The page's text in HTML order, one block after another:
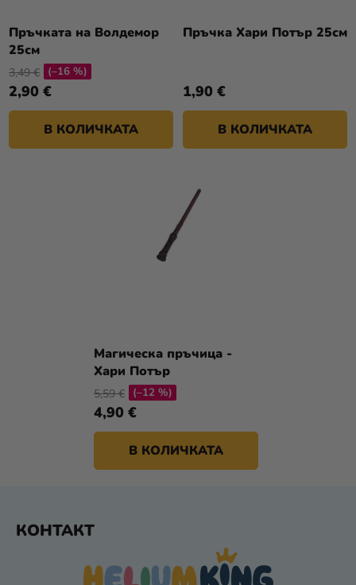
Пръчката на Волдемор
25см
2,90 €
3,49 € (–16 %)
В КОЛИЧКАТА
Пръчка Хари Потър 25см
1,90 €
В КОЛИЧКАТА
Магическа пръчица -
Хари Потър
4,90 €
5,59 € (–12 %)
В КОЛИЧКАТА
КОНТАКТ